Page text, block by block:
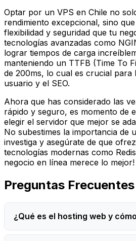
Optar por un VPS en Chile no
rendimiento excepcional, sino
flexibilidad y seguridad que tu
tecnologías avanzadas como
lograr tiempos de carga
manteniendo un TTFB (Time To
de 200ms, lo cual es crucial para
usuario y el SEO.
Ahora que has considerado las
rápido y seguro, es momento de
elegir el servidor que mejor se
No subestimes la importancia de
investiga y asegúrate de que
tecnologías modernas como
negocio en línea merece lo mejor!
Preguntas Frecuentes
¿Qué es el hosting web y